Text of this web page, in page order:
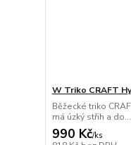
W Triko CRAFT
Běžecké triko
má úzký střih a do...
990 Kč/ks